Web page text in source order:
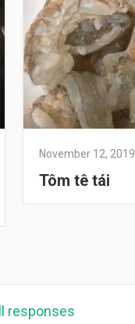
November 12, 2019
Tôm tê tái
responses